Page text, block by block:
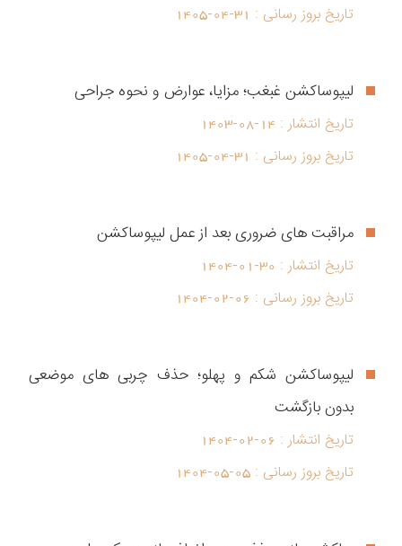
تاریخ بروز رسانی : 1405-04-31
لیپوساکشن غبغب؛ مزایا، عوارض و نحوه جراحی
تاریخ انتشار : 1403-08-14
تاریخ بروز رسانی : 1405-04-31
مراقبت های ضروری بعد از عمل لیپوساکشن
تاریخ انتشار : 1404-01-30
تاریخ بروز رسانی : 1404-02-06
لیپوساکشن شکم و پهلو؛ حذف چربی های موضعی
بدون بازگشت
تاریخ انتشار : 1404-02-06
تاریخ بروز رسانی : 1404-05-05